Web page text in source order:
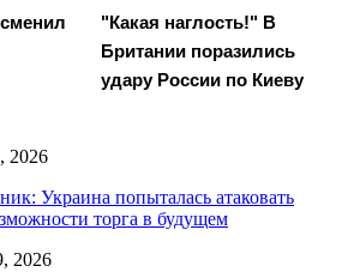
"Какая наглость!" В
Британии поразились
удару России по Киеву
2026
Украина попыталась атаковать
торга в будущем
2026